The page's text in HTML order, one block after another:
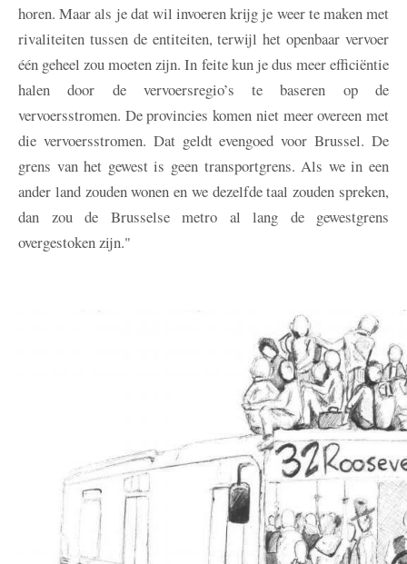
horen. Maar als je dat wil invoeren krijg je weer te maken met
rivaliteiten tussen de entiteiten, terwijl het openbaar vervoer
één geheel zou moeten zijn. In feite kun je dus meer efficiëntie
halen door de vervoersregio’s te baseren op de
vervoersstromen. De provincies komen niet meer overeen met
die vervoersstromen. Dat geldt evengoed voor Brussel. De
grens van het gewest is geen transportgrens. Als we in een
ander land zouden wonen en we dezelfde taal zouden spreken,
dan zou de Brusselse metro al lang de gewestgrens
overgestoken zijn."